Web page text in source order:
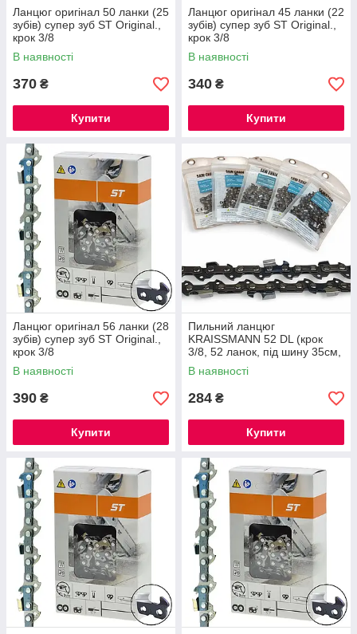
Ланцюг оригінал 50 ланки (25
зубів) супер зуб ST Original.,
крок 3/8
В наявності
370 ₴
Купити
Ланцюг оригінал 45 ланки (22
зубів) супер зуб ST Original.,
крок 3/8
В наявності
340 ₴
Купити
Ланцюг оригінал 56 ланки (28
зубів) супер зуб ST Original.,
крок 3/8
В наявності
390 ₴
Купити
Пильний ланцюг
KRAISSMANN 52 DL (крок
3/8, 52 ланок, під шину 35см,
супер-зуб)
В наявності
284 ₴
Купити